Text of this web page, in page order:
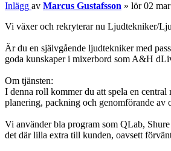
Inlägg av Marcus Gustafsson » lör 02
Vi växer och rekryterar nu Ljudtekniker/
Är du en självgående ljudtekniker med
goda kunskaper i mixerbord som A&H
Om tjänsten:
I denna roll kommer du att spela en
planering, packning och genomförande av
Vi använder bla program som QLab,
det där lilla extra till kunden, oavsett